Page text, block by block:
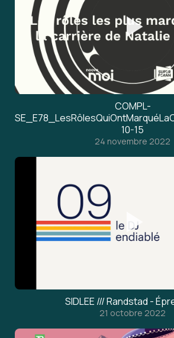
COMPL-
10-15
24 novembre 2022
SIDLEE /// Randstad -
21 octobre 2022